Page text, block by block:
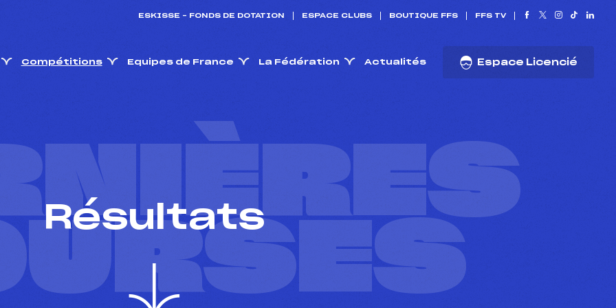
ESKISSE – FONDS DE DOTATION ESPACE CLUBS BOUTIQUE FFS FFS TV
Compétitions Equipes de France La Fédération Actualités Espace Licencié
Résultats